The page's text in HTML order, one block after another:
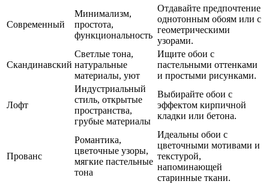
Современный
Минимализм,
простота,
функциональность
Отдавайте предпочтение
однотонным обоям или с
геометрическими
узорами.
Скандинавский
Светлые тона,
натуральные
материалы, уют
Ищите обои с
пастельными оттенками
и простыми рисунками.
Лофт
Индустриальный
стиль, открытые
пространства,
грубые материалы
Выбирайте обои с
эффектом кирпичной
кладки или бетона.
Прованс
Романтика,
цветочные узоры,
мягкие пастельные
тона
Идеальны обои с
цветочными мотивами и
текстурой,
напоминающей
старинные ткани.